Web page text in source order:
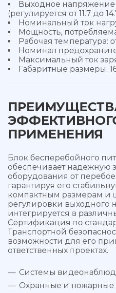
Выходное напряжение
(регулируется от 11.7 до
Номинальный ток
Мощность,
Рабочая температура:
Номинал
Максимальный ток
Габаритные размеры:
ПРИМЕНЕНИЯ
Блок бесперебойного
обеспечивает надежную
оборудования от
гарантируя его
компактным размерам и
регулировки выходного
интегрируется в
Сертификация по
Транспортной
возможности для его
ответственных проектах.
Системы
Охранные и пожарные